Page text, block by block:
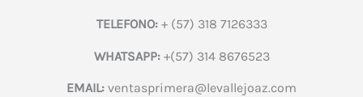
TELEFONO:+ (57) 318 7126333
WHATSAPP:+(57) 314 8676523
EMAIL: ventasprimera@levallejoaz.com